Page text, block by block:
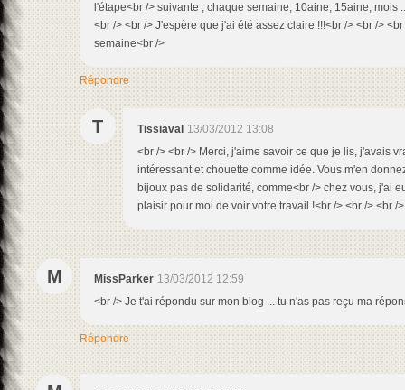
l'étape<br /> suivante ; chaque semaine, 10aine, 15aine, mois
<br /> <br /> J'espère que j'ai été assez claire !!!<br /> <br />
semaine<br />
Répondre
T Tissiaval 13/03/2012 13:08
<br /> <br /> Merci, j'aime savoir ce que je lis, j'avais
intéressant et chouette comme idée. Vous m'en
bijoux pas de solidarité, comme<br /> chez vous, j'ai
plaisir pour moi de voir votre travail !<br /> <br /> <br /
M MissParker 13/03/2012 12:59
<br /> Je t'ai répondu sur mon blog ... tu n'as pas reçu ma
Répondre